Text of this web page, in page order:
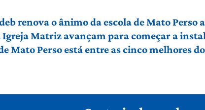
renova o ânimo da escola de Mato
Matriz avançam para começar a
Mato Perso está entre as cinco melhores